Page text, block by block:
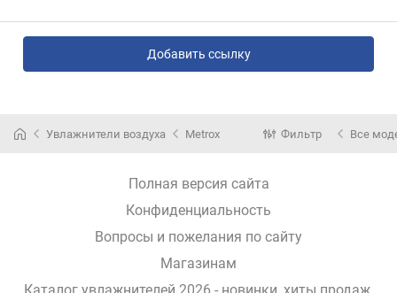
Добавить ссылку
Увлажнители воздуха Metrox Фильтр Все
Полная версия сайта
Конфиденциальность
Вопросы и пожелания по сайту
Магазинам